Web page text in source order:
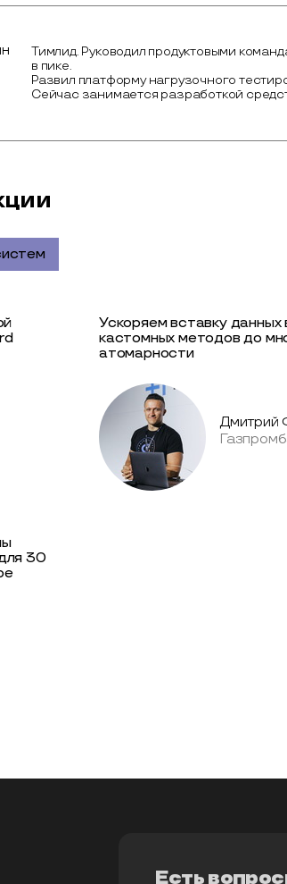
Тимлид. Руководил продуктовыми
в пике.
Развил платформу нагрузочного
Сейчас занимается разработкой
Ускоряем вставку данных
кастомных методов до
атомарности
Дмитрий
30
Есть